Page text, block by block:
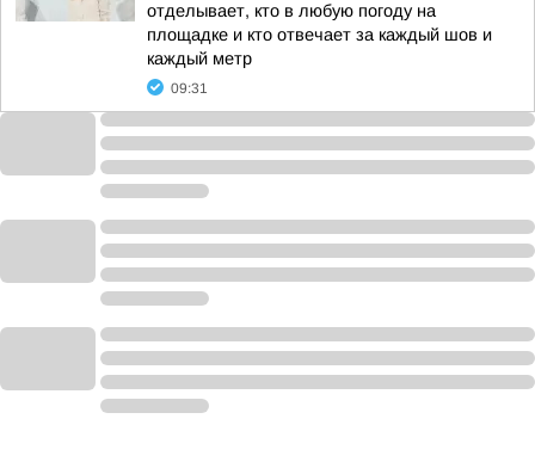
отделывает, кто в любую погоду на
площадке и кто отвечает за каждый шов и
каждый метр
09:31